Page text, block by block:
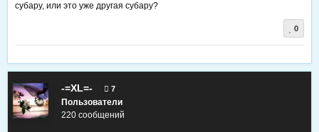
субару, или это уже другая субару?
0
-=XL=- 7
Пользователи
220 сообщений